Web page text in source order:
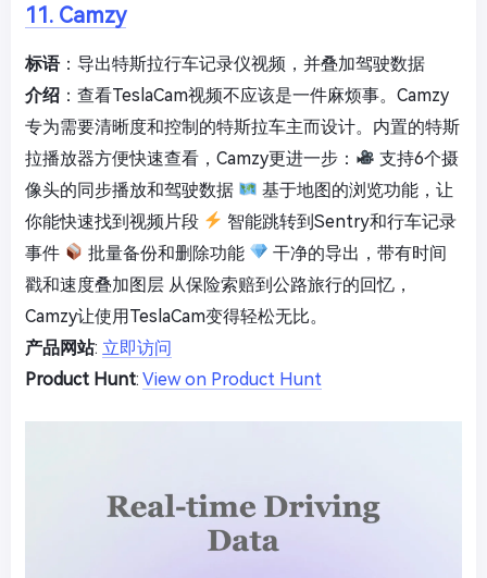
11. Camzy
标语：导出特斯拉行车记录仪视频，并叠加驾驶数据
介绍 ：查看TeslaCam视频不应该是一件麻烦事。Camzy
专为需要清晰度和控制的特斯拉车主而设计。内置的特斯
拉播放器方便快速查看，Camzy更进一步：
支持6个摄
像头的同步播放和驾驶数据
基于地图的浏览功能，让
你能快速找到视频片段
智能跳转到Sentry和行车记录
事件
批量备份和删除功能
干净的导出，带有时间
戳和速度叠加图层 从保险索赔到公路旅行的回忆，
Camzy让使用TeslaCam变得轻松无比。
产品网站: 立即访问
Product Hunt: View on Product Hunt